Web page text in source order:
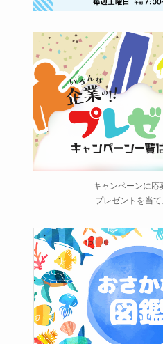
キャンペーンに応
プレゼントを当